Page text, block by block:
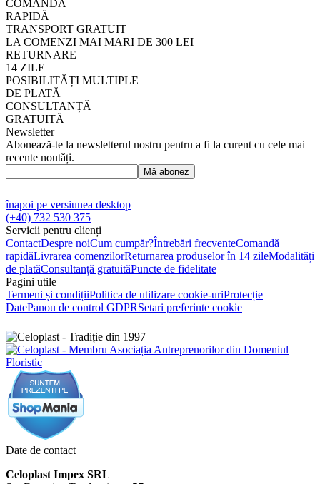
COMANDĂ
RAPIDĂ
TRANSPORT GRATUIT
LA COMENZI MAI MARI DE 300 LEI
RETURNARE
14 ZILE
POSIBILITĂȚI MULTIPLE
DE PLATĂ
CONSULTANȚĂ
GRATUITĂ
Newsletter
Abonează-te la newsletterul nostru pentru a fi la curent cu cele mai
recente noutăți.
Mă abonez
înapoi pe versiunea desktop
(+40) 732 530 375
Servicii pentru clienți
ContactDespre noiCum cumpăr?Întrebări frecventeComandă
rapidăLivrarea comenzilorReturnarea produselor în 14 zileModalități
de platăConsultanță gratuităPuncte de fidelitate
Pagini utile
Termeni și condițiiPolitica de utilizare cookie-uriProtecție
DatePanou de control GDPRSetari preferinte cookie
Date de contact
Celoplast Impex SRL